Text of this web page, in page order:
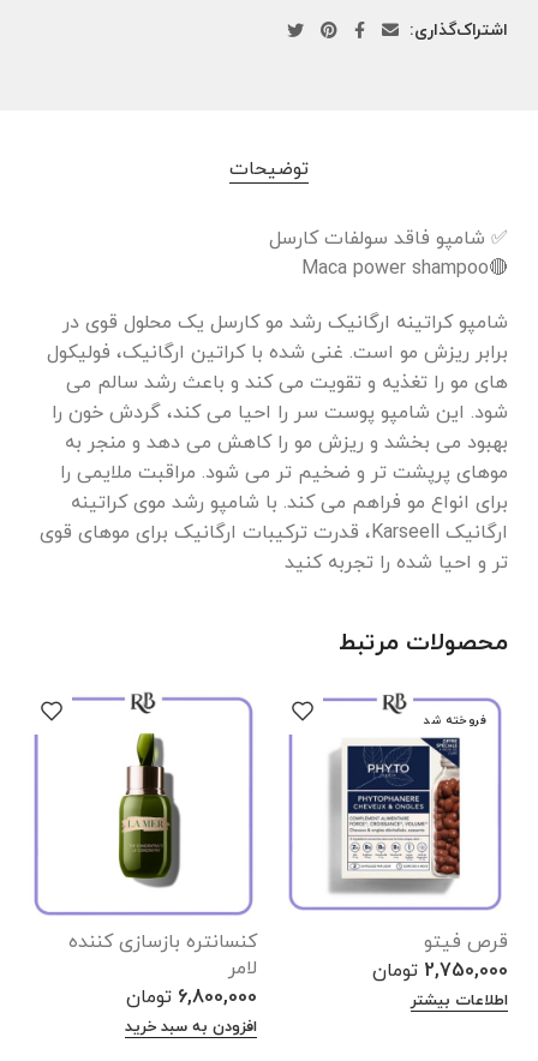
اشتراک‌گذاری:
توضیحات
✅ شامپو فاقد سولفات کارسل
🔴Maca power shampoo
شامپو کراتینه ارگانیک رشد مو کارسل یک محلول قوی در
برابر ریزش مو است. غنی شده با کراتین ارگانیک، فولیکول
های مو را تغذیه و تقویت می کند و باعث رشد سالم می
شود. این شامپو پوست سر را احیا می کند، گردش خون را
بهبود می بخشد و ریزش مو را کاهش می دهد و منجر به
موهای پرپشت تر و ضخیم تر می شود. مراقبت ملایمی را
برای انواع مو فراهم می کند. با شامپو رشد موی کراتینه
ارگانیک Karseell، قدرت ترکیبات ارگانیک برای موهای قوی
تر و احیا شده را تجربه کنید
محصولات مرتبط
فروخته شد
قرص فیتو
2,750,000 تومان
اطلاعات بیشتر
کنسانتره بازسازی کننده
لامر
6,800,000 تومان
افزودن به سبد خرید